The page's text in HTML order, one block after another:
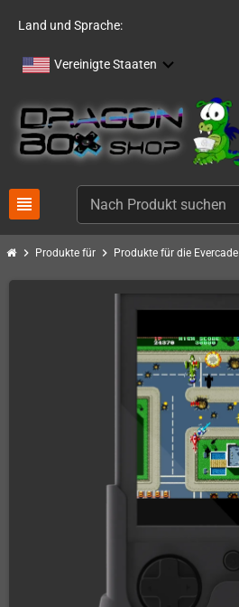
Land und Sprache:
Vereinigte Staaten
view_headline
chevron_right Produkte für chevron_right Produkte für die Evercade